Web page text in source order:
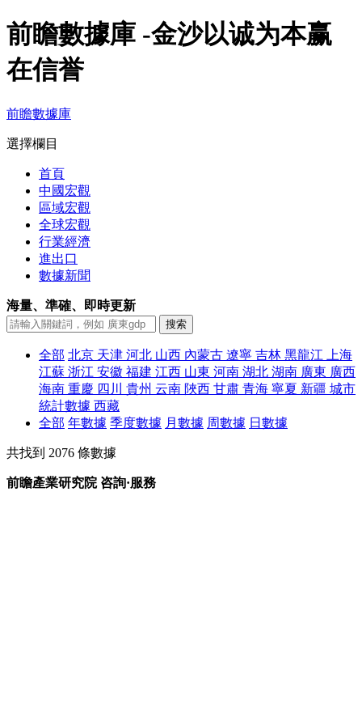
前瞻數據庫 -金沙以诚为本赢
在信誉
前瞻數據庫
選擇欄目
首頁
中國宏觀
區域宏觀
全球宏觀
行業經濟
進出口
數據新聞
海量、準確、即時更新
全部 北京 天津 河北 山西 內蒙古 遼寧 吉林 黑龍江
上海
江蘇 浙江 安徽 福建 江西 山東 河南 湖北 湖南 廣東 廣西
海南 重慶 四川 貴州 云南 陜西 甘肅 青海 寧夏 新疆 城市
統計數據 西藏
全部 年數據 季度數據 月數據 周數據 日數據
共找到 2076 條數據
前瞻產業研究院 咨詢·服務